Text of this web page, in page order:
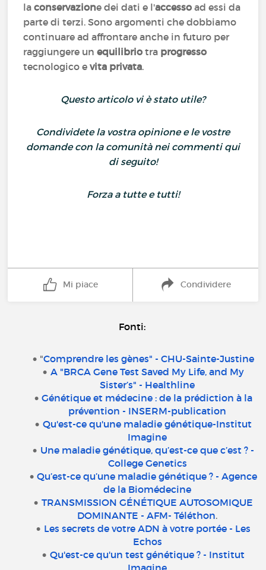
laconservazione dei dati e l'accesso ad essi da
parte di terzi. Sono argomenti che dobbiamo
continuare ad affrontare anche in futuro per
raggiungere unequilibrio tra progresso
tecnologico evita privata.
Questo articolo vi è stato utile?
Condividete la vostra opinione e le vostre
domande con la comunità nei commenti qui
di seguito!
Forza a tutte e tutti!
Mi piace Condividere
Fonti:
"Comprendre les gènes" - CHU-Sainte-Justine
A "BRCA Gene Test Saved My Life, and My
Sister’s" - Healthline
Génétique et médecine : de la prédiction à la
prévention - INSERM-publication
Qu'est-ce qu'une maladie génétique-Institut
Imagine
Une maladie génétique, qu’est-ce que c’est ? -
College Genetics
Qu’est-ce qu’une maladie génétique ? - Agence
de la Biomédecine
TRANSMISSION GÉNÉTIQUE AUTOSOMIQUE
DOMINANTE - AFM- Téléthon.
Les secrets de votre ADN à votre portée - Les
Echos
Qu'est-ce qu'un test génétique ? - Institut
Imagine